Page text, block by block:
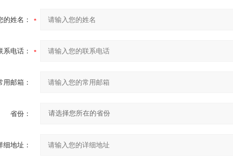
的姓名：
系电话：
用邮箱：
省份：
细地址：